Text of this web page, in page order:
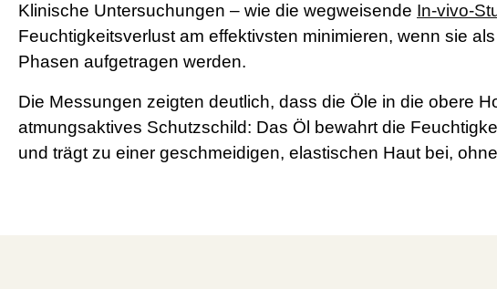
Klinische Untersuchungen – wie die wegweisende In-vivo-
Feuchtigkeitsverlust am effektivsten minimieren, wenn sie
Phasen aufgetragen werden.
Die Messungen zeigten deutlich, dass die Öle in die obere
atmungsaktives Schutzschild: Das Öl bewahrt die
und trägt zu einer geschmeidigen, elastischen Haut bei,